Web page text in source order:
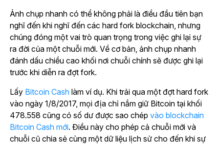
Ảnh chụp nhanh có thể không phải là điều đầu tiên bạn
nghĩ đến khi nghĩ đến các hard fork blockchain, nhưng
chúng đóng một vai trò quan trọng trong việc ghi lại sự
ra đời của một chuỗi mới. Về cơ bản, ảnh chụp nhanh
đánh dấu chiều cao khối nơi chuỗi chính sẽ được ghi lại
trước khi diễn ra đợt fork.
Lấy Bitcoin Cash làm ví dụ. Khi trải qua một đợt hard fork
vào ngày 1/8/2017, mọi địa chỉ nắm giữ Bitcoin tại khối
478.558 cũng có số dư được sao chép vào blockchain
Bitcoin Cash mới. Điều này cho phép cả chuỗi mới và
chuỗi cũ chia sẻ cùng một dữ liệu lịch sử cho đến khi sự